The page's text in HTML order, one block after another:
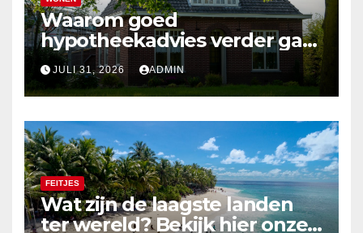
Waarom goed
hypotheekadvies verder gaat
dan alleen cijfers
JULI 31, 2026 ADMIN
FEITJES
Wat zijn de laagste landen
ter wereld? Bekijk hier onze